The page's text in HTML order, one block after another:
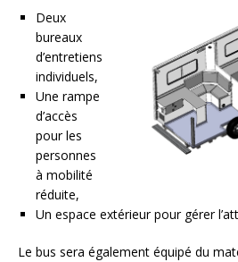
Deux
bureaux
d’entretiens
individuels,
Une rampe
d’accès
pour les
personnes
à mobilité
réduite,
Un espace extérieur pour gérer
Le bus sera également équipé du